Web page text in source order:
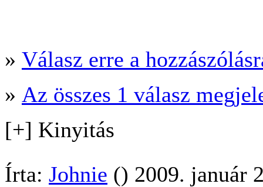
» Válasz erre a
» Az összes 1 válasz
[+] Kinyitás
Írta: Johnie () 2009. január